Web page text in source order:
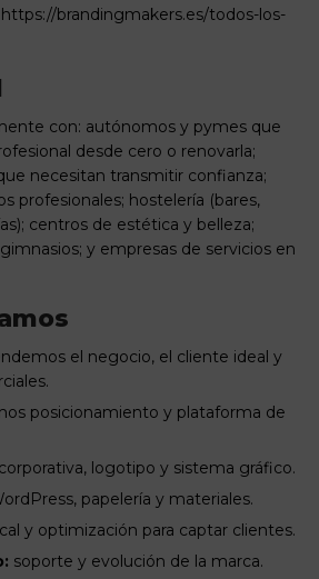
https://brandingmakers.es/todos-los-
con: autónomos y pymes que
desde cero o renovarla;
necesitan transmitir confianza;
profesionales; hostelería (bares,
centros de estética y belleza;
y empresas de servicios en
el negocio, el cliente ideal y
posicionamiento y plataforma de
logotipo y sistema gráfico.
papelería y materiales.
y optimización para captar clientes.
soporte y evolución de la marca.